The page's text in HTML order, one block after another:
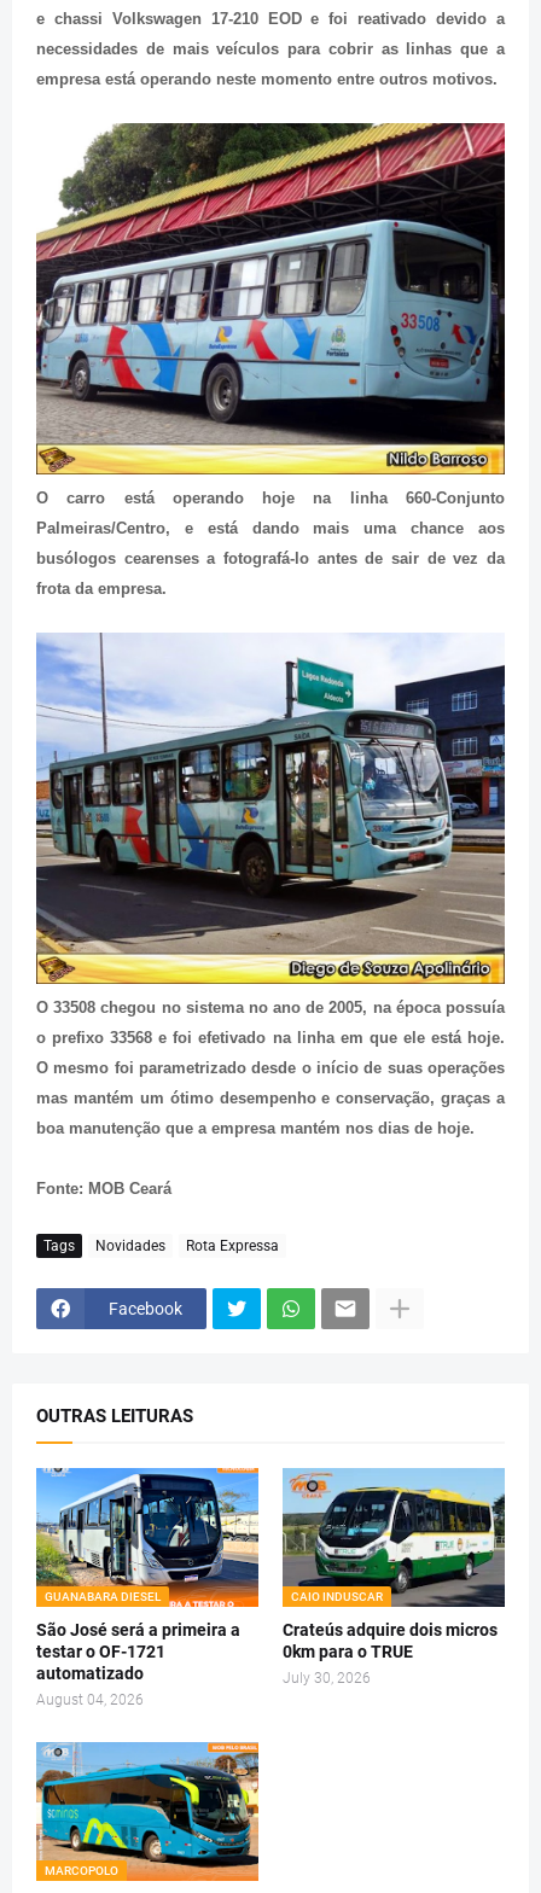
e chassi Volkswagen 17-210 EOD e foi reativado devido a
necessidades de mais veículos para cobrir as linhas que a
empresa está operando neste momento entre outros motivos.
O carro está operando hoje na linha 660-Conjunto
Palmeiras/Centro, e está dando mais uma chance aos
busólogos cearenses a fotografá-lo antes de sair de vez da
frota da empresa.
O 33508 chegou no sistema no ano de 2005, na época possuía
o prefixo 33568 e foi efetivado na linha em que ele está hoje.
O mesmo foi parametrizado desde o início de suas operações
mas mantém um ótimo desempenho e conservação, graças a
boa manutenção que a empresa mantém nos dias de hoje.
Fonte: MOB Ceará
Tags Novidades Rota Expressa
Facebook
OUTRAS LEITURAS
GUANABARA DIESEL
São José será a primeira a
testar o OF-1721
automatizado
August 04, 2026
CAIO INDUSCAR
Crateús adquire dois micros
0km para o TRUE
July 30, 2026
MARCOPOLO